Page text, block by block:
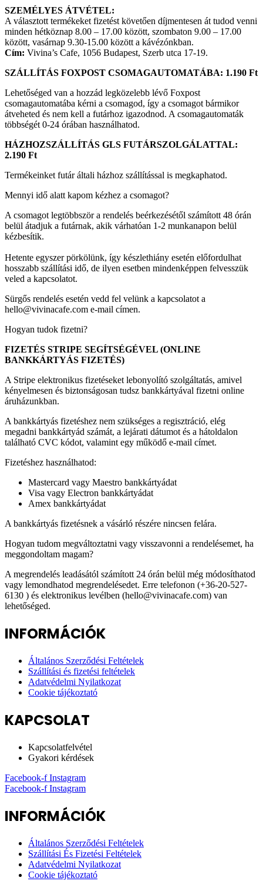
SZEMÉLYES ÁTVÉTEL:
A választott termékeket fizetést követően díjmentesen át tudod venni
minden hétköznap 8.00 – 17.00 között, szombaton 9.00 – 17.00
között, vasárnap 9.30-15.00 között a kávézónkban.
Cím: Vivina’s Cafe, 1056 Budapest, Szerb utca 17-19.
SZÁLLÍTÁS FOXPOST CSOMAGAUTOMATÁBA: 1.190 Ft
Lehetőséged van a hozzád legközelebb lévő Foxpost
csomagautomatába kérni a csomagod, így a csomagot bármikor
átveheted és nem kell a futárhoz igazodnod. A csomagautomaták
többségét 0-24 órában használhatod.
HÁZHOZSZÁLLÍTÁS GLS FUTÁRSZOLGÁLATTAL:
2.190 Ft
Termékeinket futár általi házhoz szállítással is megkaphatod.
Mennyi idő alatt kapom kézhez a csomagot?
A csomagot legtöbbször a rendelés beérkezésétől számított 48 órán
belül átadjuk a futárnak, akik várhatóan 1-2 munkanapon belül
kézbesítik.
Hetente egyszer pörkölünk, így készlethiány esetén előfordulhat
hosszabb szállítási idő, de ilyen esetben mindenképpen felvesszük
veled a kapcsolatot.
Sürgős rendelés esetén vedd fel velünk a kapcsolatot a
hello@vivinacafe.com e-mail címen.
Hogyan tudok fizetni?
FIZETÉS STRIPE SEGÍTSÉGÉVEL (ONLINE
BANKKÁRTYÁS FIZETÉS)
A Stripe elektronikus fizetéseket lebonyolító szolgáltatás, amivel
kényelmesen és biztonságosan tudsz bankkártyával fizetni online
áruházunkban.
A bankkártyás fizetéshez nem szükséges a regisztráció, elég
megadni bankkártyád számát, a lejárati dátumot és a hátoldalon
található CVC kódot, valamint egy működő e-mail címet.
Fizetéshez használhatod:
Mastercard vagy Maestro bankkártyádat
Visa vagy Electron bankkártyádat
Amex bankkártyádat
A bankkártyás fizetésnek a vásárló részére nincsen felára.
Hogyan tudom megváltoztatni vagy visszavonni a rendelésemet, ha
meggondoltam magam?
A megrendelés leadásától számított 24 órán belül még módosíthatod
vagy lemondhatod megrendelésedet. Erre telefonon (+36-20-527-
6130 ) és elektronikus levélben (hello@vivinacafe.com) van
lehetőséged.
INFORMÁCIÓK
Általános Szerződési Feltételek
Szállítási és fizetési feltételek
Adatvédelmi Nyilatkozat
Cookie tájékoztató
KAPCSOLAT
Kapcsolatfelvétel
Gyakori kérdések
Facebook-f Instagram
Facebook-f Instagram
INFORMÁCIÓK
Általános Szerződési Feltételek
Szállítási És Fizetési Feltételek
Adatvédelmi Nyilatkozat
Cookie tájékoztató